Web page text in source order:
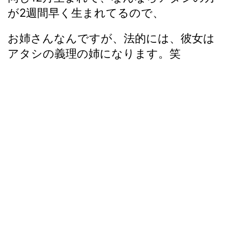
が2週間早く生まれてるので、
お姉さんなんですが、法的には、彼女は
アタシの義理の姉になります。笑